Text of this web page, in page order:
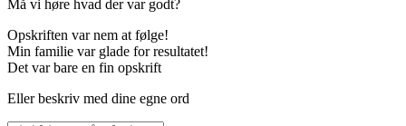
Må vi høre hvad der var godt?
Opskriften var nem at følge!
Min familie var glade for resultatet!
Det var bare en fin opskrift
Eller beskriv med dine egne ord